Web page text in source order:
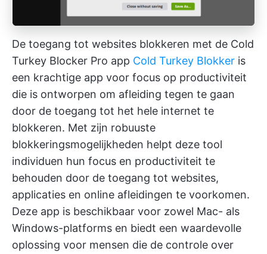
De toegang tot websites blokkeren met de Cold
Turkey Blocker Pro app Cold Turkey Blokker is
een krachtige app voor focus op productiviteit
die is ontworpen om afleiding tegen te gaan
door de toegang tot het hele internet te
blokkeren. Met zijn robuuste
blokkeringsmogelijkheden helpt deze tool
individuen hun focus en productiviteit te
behouden door de toegang tot websites,
applicaties en online afleidingen te voorkomen.
Deze app is beschikbaar voor zowel Mac- als
Windows-platforms en biedt een waardevolle
oplossing voor mensen die de controle over